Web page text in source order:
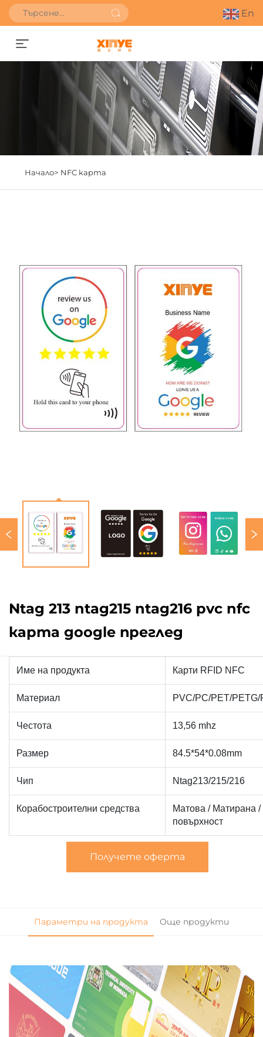
En
Получете оферта
Начало> NFC карта
Ntag 213 ntag215 ntag216 pvc nfc
карта google преглед
Име на продукта Карти RFID NFC
Материал PVC/PC/PET/PETG/
Честота 13,56 mhz
Размер 84.5*54*0.08mm
Чип Ntag213/215/216
Корабостроителни средства
Матова / Матирана /
повърхност
Получете оферта
Параметри на продукта Още продукти